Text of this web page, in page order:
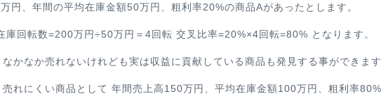
円、年間の平均在庫金額50万円、粗利率20%の商品Aがあったとします。
庫回転数=200万円÷50万円＝4回転 交叉比率=20%×4回転=80% となります。
かなか売れないけれども実は収益に貢献している商品も発見する事ができます
れにくい商品として 年間売上高150万円、平均在庫金額100万円、粗利率